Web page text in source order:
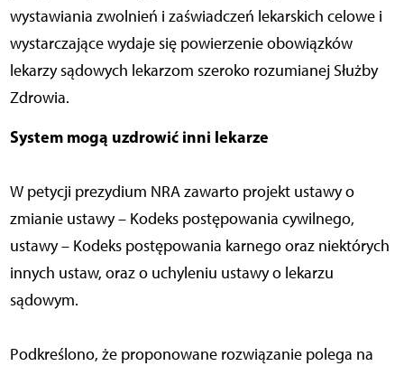
wystawiania zwolnień i zaświadczeń lekarskich celowe i
wystarczające wydaje się powierzenie obowiązków
lekarzy sądowych lekarzom szeroko rozumianej Służby
Zdrowia.
System mogą uzdrowić inni lekarze
W petycji prezydium NRA zawarto projekt ustawy o
zmianie ustawy – Kodeks postępowania cywilnego,
ustawy – Kodeks postępowania karnego oraz niektórych
innych ustaw, oraz o uchyleniu ustawy o lekarzu
sądowym.
Podkreślono, że proponowane rozwiązanie polega na